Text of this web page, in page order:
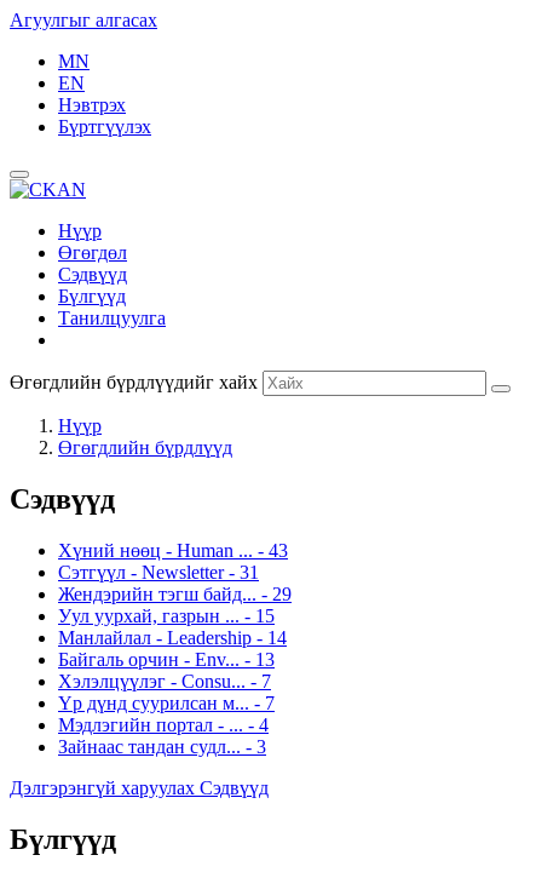
Агуулгыг алгасах
MN
EN
Нэвтрэх
Бүртгүүлэх
Нүүр
Өгөгдөл
Сэдвүүд
Бүлгүүд
Танилцуулга
Өгөгдлийн бүрдлүүдийг хайх
Нүүр
Өгөгдлийн бүрдлүүд
Сэдвүүд
Хүний нөөц - Human ... - 43
Сэтгүүл - Newsletter - 31
Жендэрийн тэгш байд... - 29
Уул уурхай, газрын ... - 15
Манлайлал - Leadership - 14
Байгаль орчин - Env... - 13
Хэлэлцүүлэг - Consu... - 7
Үр дүнд суурилсан м... - 7
Мэдлэгийн портал - ... - 4
Зайнаас тандан судл... - 3
Дэлгэрэнгүй харуулах Сэдвүүд
Бүлгүүд